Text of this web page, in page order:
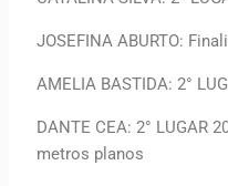
JOSEFINA ABURTO:
AMELIA BASTIDA: 2°
DANTE CEA: 2° LUGAR
metros planos